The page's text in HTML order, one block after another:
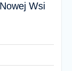
Wsi